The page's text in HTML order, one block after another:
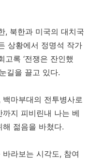
, 북한과 미국의 대치국
상황에서 정명석 작가
록 ‘전쟁은 잔인했
길을 끌고 있다.
마부대의 전투병사로
지 피비린내 나는 베
젊음을 바쳤다.
라보는 시각도, 참여